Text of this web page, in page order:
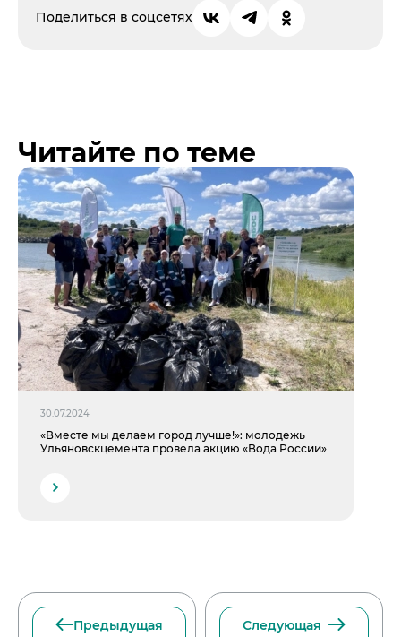
Поделиться в соцсетях
Читайте по теме
30.07.2024
«Вместе мы делаем город лучше!»: молодежь
Ульяновскцемента провела акцию «Вода России»
Предыдущая
Следующая